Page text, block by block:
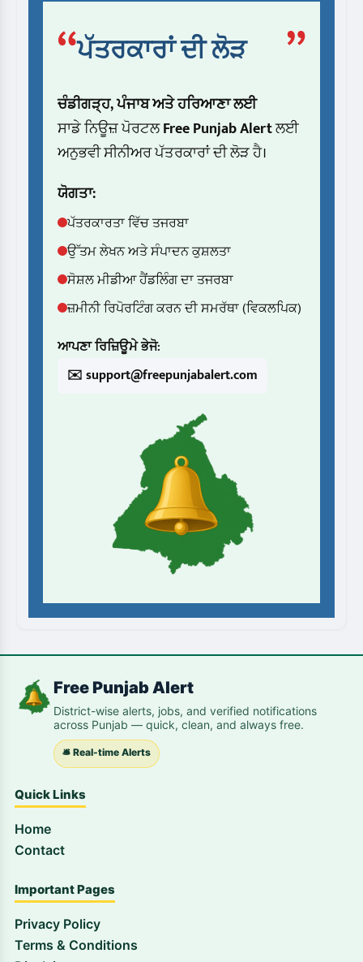
“ਪੱਤਰਕਾਰਾਂ ਦੀ ਲੋੜ ”
ਚੰਡੀਗੜ੍ਹ, ਪੰਜਾਬ ਅਤੇ ਹਰਿਆਣਾ ਲਈ
ਸਾਡੇ ਨਿਊਜ਼ ਪੋਰਟਲFree Punjab Alertਲਈ
ਅਨੁਭਵੀ ਸੀਨੀਅਰ ਪੱਤਰਕਾਰਾਂ ਦੀ ਲੋੜ ਹੈ।
ਯੋਗਤਾ:
ਪੱਤਰਕਾਰਤਾ ਵਿੱਚ ਤਜਰਬਾ
ਉੱਤਮ ਲੇਖਨ ਅਤੇ ਸੰਪਾਦਨ ਕੁਸ਼ਲਤਾ
ਸੋਸ਼ਲ ਮੀਡੀਆ ਹੈਂਡਲਿੰਗ ਦਾ ਤਜਰਬਾ
ਜ਼ਮੀਨੀ ਰਿਪੋਰਟਿੰਗ ਕਰਨ ਦੀ ਸਮਰੱਥਾ (ਵਿਕਲਪਿਕ)
ਆਪਣਾ ਰਿਜ਼ਿਊਮੇ ਭੇਜੋ:
✉️ support@freepunjabalert.com
Free Punjab Alert
District-wise alerts, jobs, and verified notifications
across Punjab — quick, clean, and always free.
🛎️ Real-time Alerts
Quick Links
Home
Contact
Important Pages
Privacy Policy
Terms & Conditions